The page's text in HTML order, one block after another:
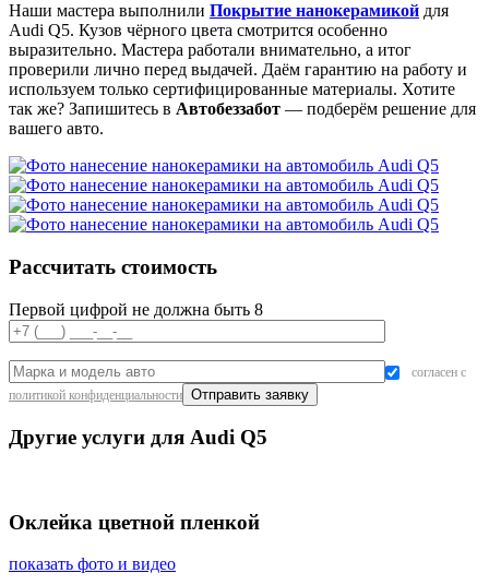
Наши мастера выполнили Покрытие нанокерамикой для
Audi Q5. Кузов чёрного цвета смотрится особенно
выразительно. Мастера работали внимательно, а итог
проверили лично перед выдачей. Даём гарантию на работу и
используем только сертифицированные материалы. Хотите
так же? Запишитесь в Автобеззабот — подберём решение для
вашего авто.
Рассчитать стоимость
Первой цифрой не должна быть 8
согласен с
политикой конфиденциальности
Другие услуги для Audi Q5
Оклейка цветной пленкой
показать фото и видео